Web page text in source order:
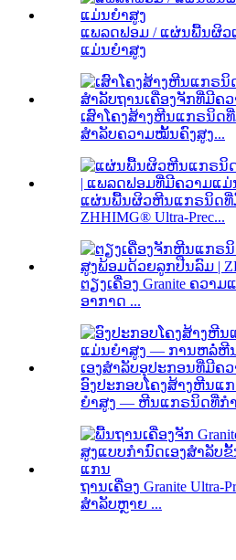
ແພລດຟອມ / ແຜ່ນພື້ນຜິ
ແມ່ນຍໍາສູງ
ເສົາໂຄງສ້າງຫີນແກຣນິດ
ສໍາລັບຄວາມໝັ້ນຄົງສູງ...
ແຜ່ນພື້ນຜິວຫີນແກຣນິດທີ່
ZHHIMG® Ultra-Prec...
ຕຽງເຄື່ອງ Granite ຄວາ
ອາກາດ ...
ອົງປະກອບໂຄງສ້າງຫີນແ
ຍໍາສູງ — ຫີນແກຣນິດທີ່ກຳ
ຖານເຄື່ອງ Granite Ultra-
ສໍາລັບຫຼາຍ ...